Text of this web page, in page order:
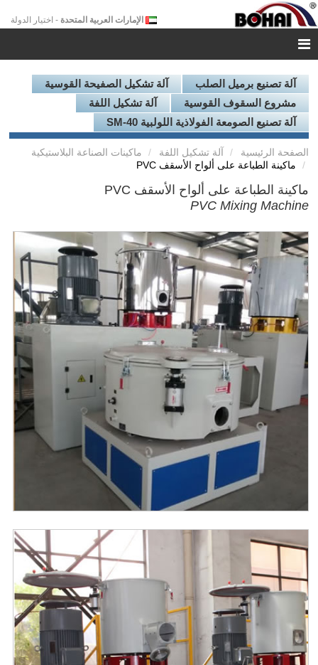
الإمارات العربية المتحدة - اختيار الدولة
آلة تصنيع برميل الصلب
آلة تشكيل الصفيحة القوسية
مشروع السقوف القوسية
آلة تشكيل اللفة
آلة تصنيع الصومعة الفولاذية اللولبية SM-40
الصفحة الرئيسية آلة تشكيل اللفة
ماكينات الصناعة البلاستيكية
ماكينة الطباعة على ألواح الأسقف PVC
ماكينة الطباعة على ألواح الأسقف PVC
PVC Mixing Machine